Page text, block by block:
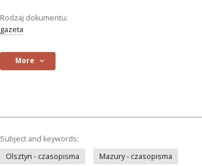
Rodzaj dokumentu:
gazeta
More
Subject and keywords:
Olsztyn - czasopisma
Mazury - czasopisma